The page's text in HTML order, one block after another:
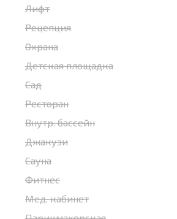
Лифт
Рецепция
Охрана
Детская площадка
Сад
Ресторан
Внутр. бассейн
Джакузи
Сауна
Фитнес
Мед. кабинет